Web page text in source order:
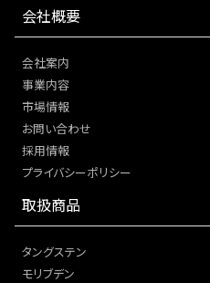
会社概要
会社案内
事業内容
市場情報
お問い合わせ
採用情報
プライバシーポリシー
取扱商品
タングステン
モリブデン